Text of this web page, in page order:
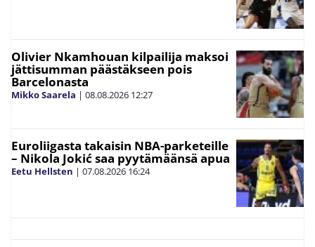
Olivier Nkamhouan kilpailija maksoi
jättisumman päästäkseen pois
Barcelonasta
Mikko Saarela | 08.08.2026 12:27
Euroliigasta takaisin NBA-parketeille
– Nikola Jokić saa pyytämäänsä apua
Eetu Hellsten | 07.08.2026 16:24